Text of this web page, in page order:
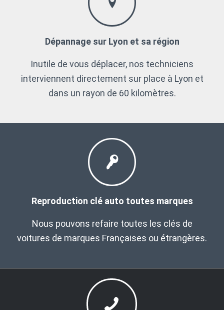
Dépannage sur Lyon et sa région
Inutile de vous déplacer, nos techniciens
interviennent directement sur place à Lyon et
dans un rayon de 60 kilomètres.
Reproduction clé auto toutes marques
Nous pouvons refaire toutes les clés de
voitures de marques Françaises ou étrangères.